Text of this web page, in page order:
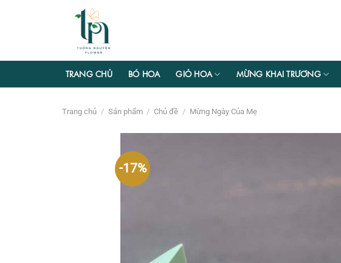
TRANG CHỦ BÓ HOA GIỎ HOA MỪNG KHAI TRƯƠNG
Trang chủ / Sản phẩm / Chủ đề / Mừng Ngày Của Mẹ
-17%